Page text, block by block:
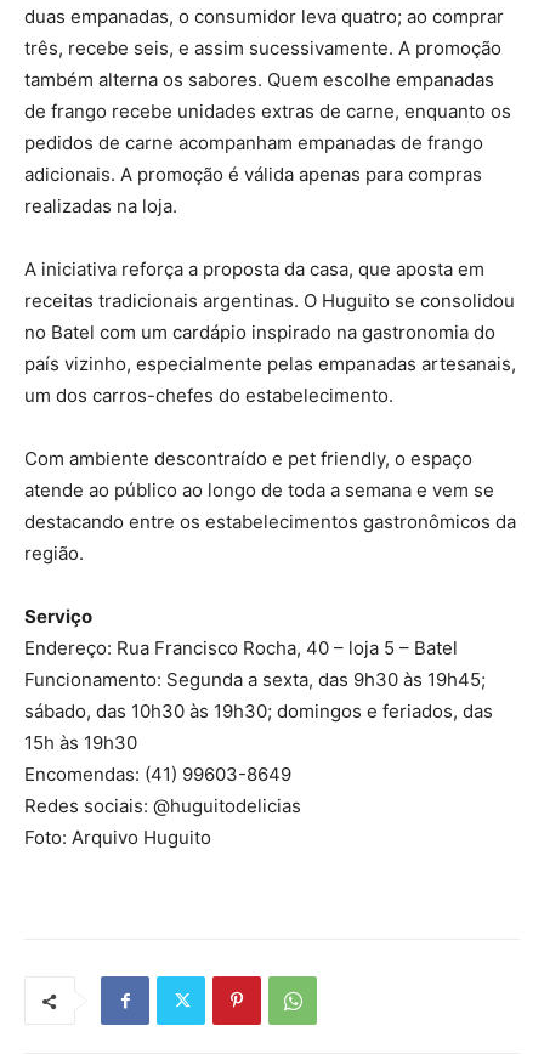
duas empanadas, o consumidor leva quatro; ao comprar
três, recebe seis, e assim sucessivamente. A promoção
também alterna os sabores. Quem escolhe empanadas
de frango recebe unidades extras de carne, enquanto os
pedidos de carne acompanham empanadas de frango
adicionais. A promoção é válida apenas para compras
realizadas na loja.
A iniciativa reforça a proposta da casa, que aposta em
receitas tradicionais argentinas. O Huguito se consolidou
no Batel com um cardápio inspirado na gastronomia do
país vizinho, especialmente pelas empanadas artesanais,
um dos carros-chefes do estabelecimento.
Com ambiente descontraído e pet friendly, o espaço
atende ao público ao longo de toda a semana e vem se
destacando entre os estabelecimentos gastronômicos da
região.
Serviço
Endereço: Rua Francisco Rocha, 40 – loja 5 – Batel
Funcionamento: Segunda a sexta, das 9h30 às 19h45;
sábado, das 10h30 às 19h30; domingos e feriados, das
15h às 19h30
Encomendas: (41) 99603-8649
Redes sociais: @huguitodelicias
Foto: Arquivo Huguito